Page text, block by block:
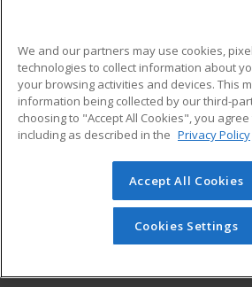
ADDITIONAL
Military
Financial Assistance
Help
Student
© 2026 ed2go, a division of Cengage
reserved. The material on this site
redistributed unless you have
permission from Cengage
We and our partners may use cookies,
technologies to collect information about
your browsing activities and devices. This
information being collected by our third-
choosing to "Accept All Cookies", you
including as described in the Privacy Policy
Accept All Cookies
Cookies Settings